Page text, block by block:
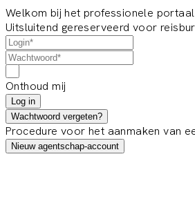
Welkom bij het professionele
Uitsluitend gereserveerd voor
Onthoud mij
Log in
Wachtwoord vergeten?
Procedure voor het aanmaken van
Nieuw agentschap-account